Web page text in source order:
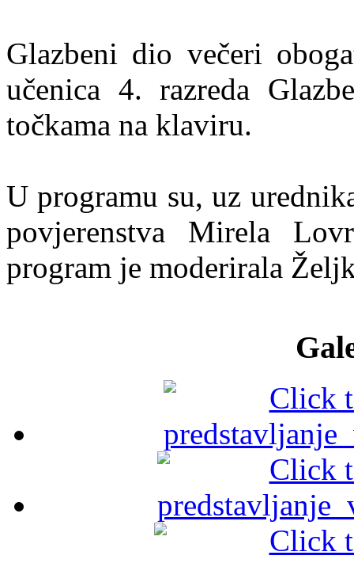
Glazbeni dio večeri
učenica 4. razreda
točkama na klaviru.
U programu su, uz
povjerenstva Mirela
program je moderirala